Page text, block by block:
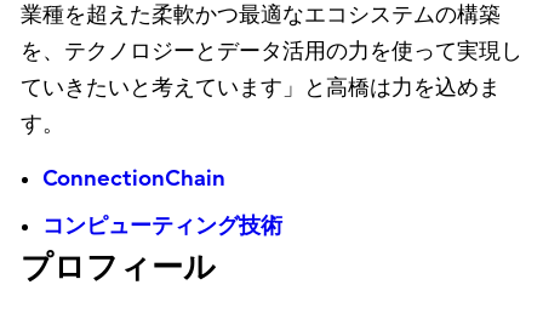
業種を超えた柔軟かつ最適なエコシステムの構築
を、テクノロジーとデータ活用の力を使って実現し
ていきたいと考えています」と高橋は力を込めま
す。
ConnectionChain
コンピューティング技術
プロフィール